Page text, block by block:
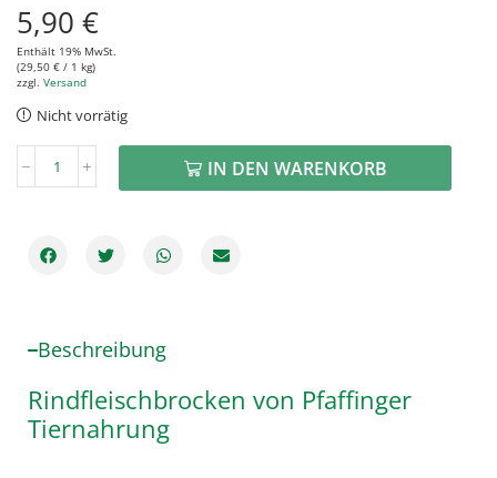
5,90 €
Enthält 19% MwSt.
(29,50 € / 1 kg)
zzgl. Versand
Nicht vorrätig
IN DEN WARENKORB
Beschreibung
Rindfleischbrocken von Pfaffinger
Tiernahrung